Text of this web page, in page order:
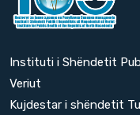
Instituti i Shëndetit
Veriut
Kujdestar i shëndetit